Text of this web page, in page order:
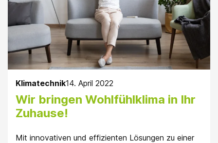
Klimatechnik14. April 2022
Wir bringen Wohlfühlklima in Ihr
Zuhause!
Mit innovativen und effizienten Lösungen zu einer